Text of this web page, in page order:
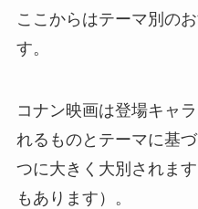
ここからはテーマ別の
す。
コナン映画は登場キャ
れるものとテーマに基
つに大きく大別されま
もあります）。